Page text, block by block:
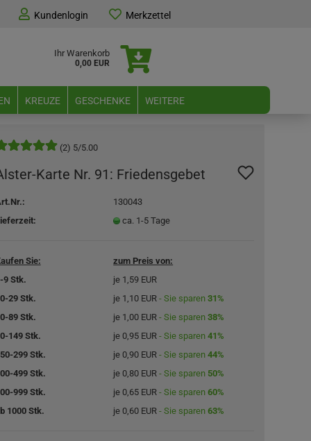
Kundenlogin Merkzettel
Ihr Warenkorb
0,00 EUR
KREUZE GESCHENKE WEITERE
(2) 5/5.00
Karte Nr. 91: Friedensgebet
130043
ca. 1-5 Tage
Sie:
zum Preis von:
9 Stk.
je 1,59 EUR
29 Stk.
je 1,10 EUR- Sie sparen31%
89 Stk.
je 1,00 EUR- Sie sparen38%
149 Stk.
je 0,95 EUR- Sie sparen41%
299 Stk.
je 0,90 EUR- Sie sparen44%
499 Stk.
je 0,80 EUR- Sie sparen50%
999 Stk.
je 0,65 EUR- Sie sparen60%
1000 Stk.
je 0,60 EUR- Sie sparen63%